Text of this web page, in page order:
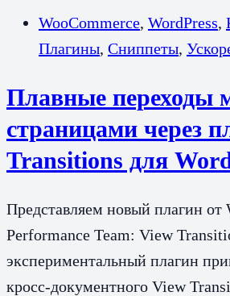
WooCommerce, WordPress,
Плагины, Сниппеты,
Плавные переходы
страницами через
Transitions для
Представляем новый плагин от
Performance Team: View
экспериментальный плагин
кросс-документного View